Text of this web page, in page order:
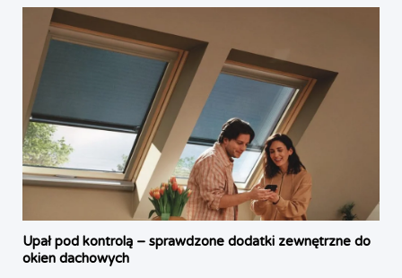
Upał pod kontrolą – sprawdzone dodatki zewnętrzne do
okien dachowych